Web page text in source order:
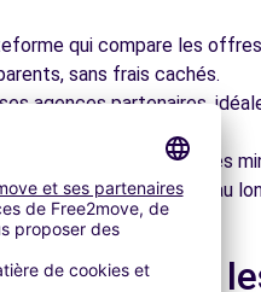
qui compare les
sans frais cachés.
agences partenaires,
séjour.
véhicule en quelques
accompagner tout au
et dans